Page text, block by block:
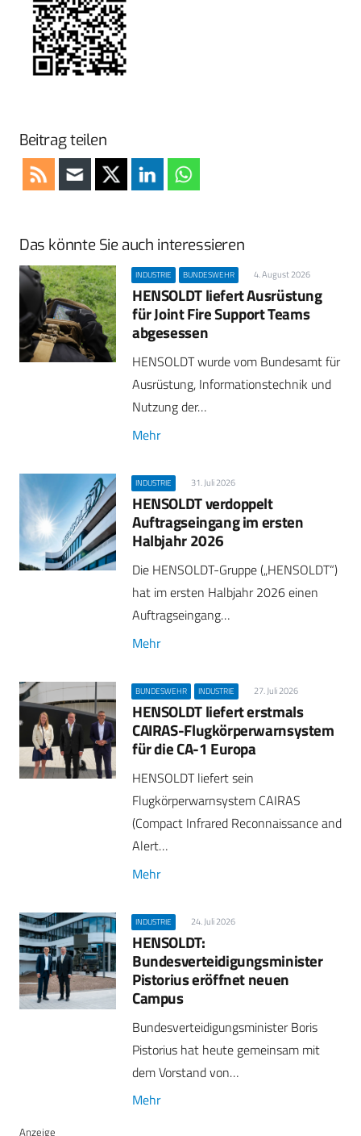
Beitrag teilen
Das könnte Sie auch interessieren
INDUSTRIE BUNDESWEHR 4. August 2026
HENSOLDT liefert Ausrüstung
für Joint Fire Support Teams
abgesessen
HENSOLDT wurde vom Bundesamt für
Ausrüstung, Informationstechnik und
Nutzung der…
Mehr
INDUSTRIE 31. Juli 2026
HENSOLDT verdoppelt
Auftragseingang im ersten
Halbjahr 2026
Die HENSOLDT-Gruppe („HENSOLDT“)
hat im ersten Halbjahr 2026 einen
Auftragseingang…
Mehr
BUNDESWEHR INDUSTRIE 27. Juli 2026
HENSOLDT liefert erstmals
CAIRAS-Flugkörperwarnsystem
für die CA-1 Europa
HENSOLDT liefert sein
Flugkörperwarnsystem CAIRAS
(Compact Infrared Reconnaissance and
Alert…
Mehr
INDUSTRIE 24. Juli 2026
HENSOLDT:
Bundesverteidigungsminister
Pistorius eröffnet neuen
Campus
Bundesverteidigungsminister Boris
Pistorius hat heute gemeinsam mit
dem Vorstand von…
Mehr
Anzeige